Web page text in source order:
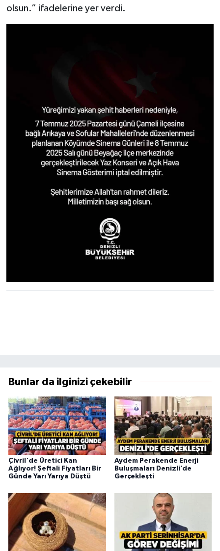
olsun.” ifadelerine yer verdi.
Bunlar da ilginizi çekebilir
Çivril'de Üretici Kan
Ağlıyor! Şeftali Fiyatları Bir
Günde Yarı Yarıya Düştü
Aydem Perakende Enerji
Buluşmaları Denizli’de
Gerçekleşti